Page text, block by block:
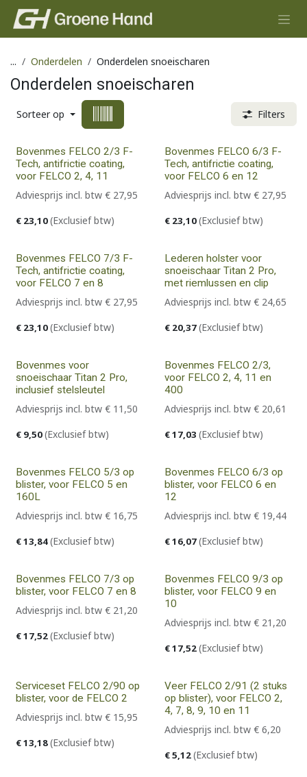
Overslaan naar inhoud
... Onderdelen Onderdelen snoeischaren
Onderdelen snoeischaren
Sorteer op Filters
Bovenmes FELCO 2/3 F-
Tech, antifrictie coating,
voor FELCO 2, 4, 11
€ 23,10(Exclusief btw)
Adviesprijs incl. btw € 27,95
Bovenmes FELCO 6/3 F-
Tech, antifrictie coating,
voor FELCO 6 en 12
€ 23,10(Exclusief btw)
Adviesprijs incl. btw € 27,95
Bovenmes FELCO 7/3 F-
Tech, antifrictie coating,
voor FELCO 7 en 8
€ 23,10(Exclusief btw)
Adviesprijs incl. btw € 27,95
Lederen holster voor
snoeischaar Titan 2 Pro,
met riemlussen en clip
€ 20,37(Exclusief btw)
Adviesprijs incl. btw € 24,65
Bovenmes voor
snoeischaar Titan 2 Pro,
inclusief stelsleutel
€ 9,50(Exclusief btw)
Adviesprijs incl. btw € 11,50
Bovenmes FELCO 2/3,
voor FELCO 2, 4, 11 en
400
€17,03 (Exclusief btw)
Adviesprijs incl. btw € 20,61
Bovenmes FELCO 5/3 op
blister, voor FELCO 5 en
160L
€13,84(Exclusief btw)
Adviesprijs incl. btw € 16,75
Bovenmes FELCO 6/3 op
blister, voor FELCO 6 en
12
€16,07(Exclusief btw)
Adviesprijs incl. btw € 19,44
Bovenmes FELCO 7/3 op
blister, voor FELCO 7 en 8
€17,52(Exclusief btw)
Adviesprijs incl. btw € 21,20
Bovenmes FELCO 9/3 op
blister, voor FELCO 9 en
10
€17,52(Exclusief btw)
Adviesprijs incl. btw € 21,20
Serviceset FELCO 2/90 op
blister, voor de FELCO 2
€13,18(Exclusief btw)
Adviesprijs incl. btw € 15,95
Veer FELCO 2/91 (2 stuks
op blister), voor FELCO 2,
4, 7, 8, 9, 10 en 11
€5,12(Exclusief btw)
Adviesprijs incl. btw € 6,20